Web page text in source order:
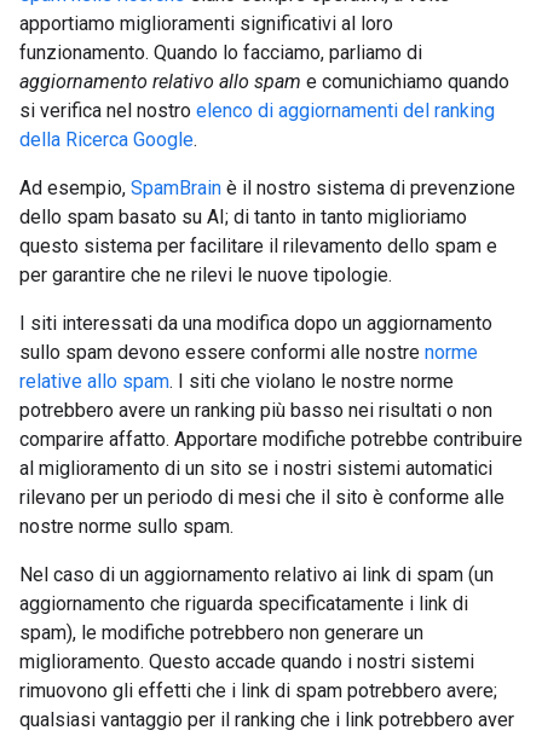
apportiamo miglioramenti significativi al loro
funzionamento. Quando lo facciamo, parliamo di
aggiornamento relativo allo spam e comunichiamo quando
si verifica nel nostro elenco di aggiornamenti del ranking
della Ricerca Google.
Ad esempio, SpamBrain è il nostro sistema di prevenzione
dello spam basato su AI; di tanto in tanto miglioriamo
questo sistema per facilitare il rilevamento dello spam e
per garantire che ne rilevi le nuove tipologie.
I siti interessati da una modifica dopo un aggiornamento
sullo spam devono essere conformi alle nostre norme
relative allo spam. I siti che violano le nostre norme
potrebbero avere un ranking più basso nei risultati o non
comparire affatto. Apportare modifiche potrebbe contribuire
al miglioramento di un sito se i nostri sistemi automatici
rilevano per un periodo di mesi che il sito è conforme alle
nostre norme sullo spam.
Nel caso di un aggiornamento relativo ai link di spam (un
aggiornamento che riguarda specificatamente i link di
spam), le modifiche potrebbero non generare un
miglioramento. Questo accade quando i nostri sistemi
rimuovono gli effetti che i link di spam potrebbero avere;
qualsiasi vantaggio per il ranking che i link potrebbero aver